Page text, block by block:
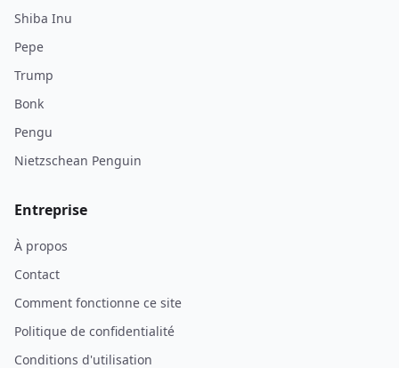
Shiba Inu
Pepe
Trump
Bonk
Pengu
Nietzschean Penguin
Entreprise
À propos
Contact
Comment fonctionne ce site
Politique de confidentialité
Conditions d'utilisation